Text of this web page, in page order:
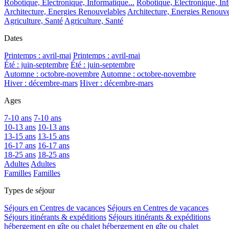
Robotique, Electronique, Informatique... Robotique, Electronique,
Architecture, Energies Renouvelables Architecture, Energies
Agriculture, Santé Agriculture, Santé
Dates
Printemps : avril-mai Printemps : avril-mai
Été : juin-septembre Été : juin-septembre
Automne : octobre-novembre Automne : octobre-novembre
Hiver : décembre-mars Hiver : décembre-mars
Ages
7-10 ans 7-10 ans
10-13 ans 10-13 ans
13-15 ans 13-15 ans
16-17 ans 16-17 ans
18-25 ans 18-25 ans
Adultes Adultes
Familles Familles
Types de séjour
Séjours en Centres de vacances Séjours en Centres de vacances
Séjours itinérants & expéditions Séjours itinérants & expéditions
hébergement en gîte ou chalet hébergement en gîte ou chalet